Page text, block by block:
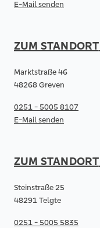
E-Mail senden
ZUM STANDORT
Marktstraße 46
48268 Greven
0251 - 5005 8107
E-Mail senden
ZUM STANDORT
Steinstraße 25
48291 Telgte
0251 - 5005 5835